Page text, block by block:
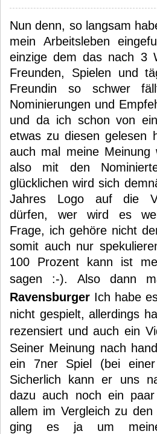
Nun denn, so langsam
mein Arbeitsleben
einzige dem das nach 3
Freunden, Spielen und
Freundin so schwer
Nominierungen und
und da ich schon von
etwas zu diesen gelesen
auch mal meine Meinung
also mit den
glücklichen wird sich
Jahres Logo auf die
dürfen, wer wird es
Frage, ich gehöre nicht
somit auch nur
100 Prozent kann ist
sagen :-). Also dann
Ravensburger Ich habe
nicht gespielt, allerdings
rezensiert und auch ein
Seiner Meinung nach
ein 7ner Spiel (bei
Sicherlich kann er uns
dazu auch noch ein
allem im Vergleich zu
ging es ja um